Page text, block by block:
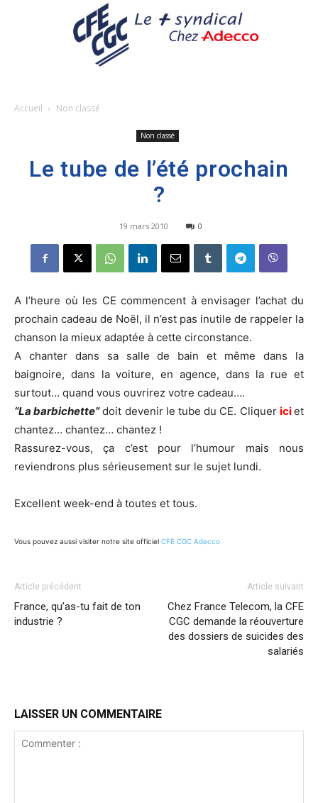
Accueil Non classé
Non classé
Le tube de l’été prochain
?
19 mars 2010 0
A l’heure où les CE commencent à envisager l’achat du
prochain cadeau de Noël, il n’est pas inutile de rappeler la
chanson la mieux adaptée à cette circonstance.
A chanter dans sa salle de bain et même dans la
baignoire, dans la voiture, en agence, dans la rue et
surtout… quand vous ouvrirez votre cadeau….
“La barbichette”doit devenir le tube du CE. Cliquer iciet
chantez… chantez… chantez !
Rassurez-vous, ça c’est pour l’humour mais nous
reviendrons plus sérieusement sur le sujet lundi.
Excellent week-end à toutes et tous.
Vous pouvez aussi visiter notre site officiel CFE CGC Adecco
Article précédent
France, qu’as-tu fait de ton
industrie ?
Article suivant
Chez France Telecom, la CFE
CGC demande la réouverture
des dossiers de suicides des
salariés
LAISSER UN COMMENTAIRE